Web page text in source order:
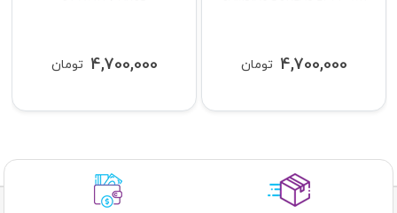
تومان 4,700,000 تومان 4,700,000